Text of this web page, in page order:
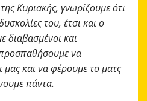
Κυριακής, γνωρίζουμε ότι
του, έτσι και ο
και
να
μας και να φέρουμε το ματς
πάντα.